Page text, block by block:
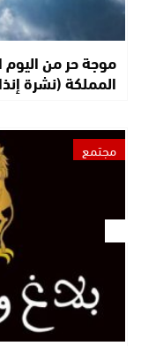
موجة حر من اليوم
المملكة (نشرة
مجتمع